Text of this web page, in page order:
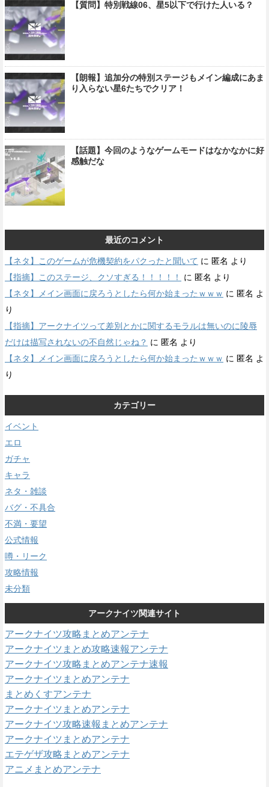
【質問】特別戦線06、星5以下で行けた人いる？
【朗報】追加分の特別ステージもメイン編成にあま
り入らない星6たちでクリア！
【話題】今回のようなゲームモードはなかなかに好
感触だな
最近のコメント
【ネタ】このゲームが危機契約をパクったと聞いて に 匿名 より
【指摘】このステージ、クソすぎる！！！！！
に 匿名 より
【ネタ】メイン画面に戻ろうとしたら何か始まったｗｗｗ に 匿名 よ
り
【指摘】アークナイツって差別とかに関するモラルは無いのに陵辱
だけは描写されないの不自然じゃね？ に 匿名 より
【ネタ】メイン画面に戻ろうとしたら何か始まったｗｗｗ に 匿名 よ
り
カテゴリー
イベント
エロ
ガチャ
キャラ
ネタ・雑談
バグ・不具合
不満・要望
公式情報
噂・リーク
攻略情報
未分類
アークナイツ関連サイト
アークナイツ攻略まとめアンテナ
アークナイツまとめ攻略速報アンテナ
アークナイツ攻略まとめアンテナ速報
アークナイツまとめアンテナ
まとめくすアンテナ
アークナイツまとめアンテナ
アークナイツ攻略速報まとめアンテナ
アークナイツまとめアンテナ
エテゲザ攻略まとめアンテナ
アニメまとめアンテナ